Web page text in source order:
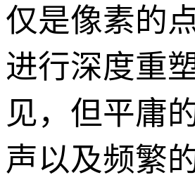
仅是像素的
进行深度重
见，但平庸
声以及频繁